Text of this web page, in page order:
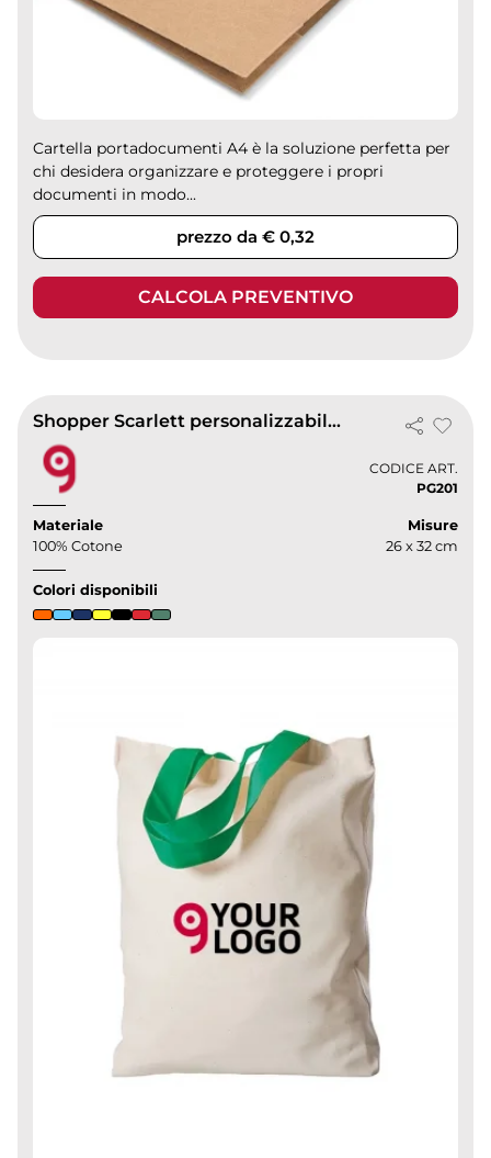
Cartella portadocumenti A4 è la soluzione perfetta per
chi desidera organizzare e proteggere i propri
documenti in modo...
prezzo da € 0,32
CALCOLA PREVENTIVO
Shopper Scarlett personalizzabile cotone 120g, manici corti resistenti
CODICE ART.
PG201
Materiale
100% Cotone
Misure
26 x 32 cm
Colori disponibili